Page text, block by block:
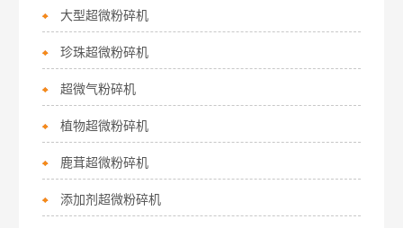
大型超微粉碎机
珍珠超微粉碎机
超微气粉碎机
植物超微粉碎机
鹿茸超微粉碎机
添加剂超微粉碎机